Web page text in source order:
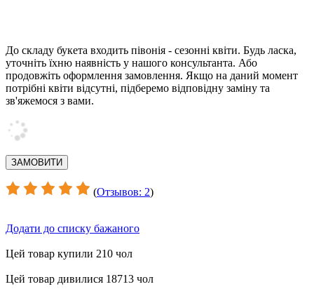
До складу букета входить півонія - сезонні квіти. Будь ласка,
уточніть їхню наявність у нашого консультанта. Або
продовжіть оформлення замовлення. Якщо на даний момент
потрібні квіти відсутні, підберемо відповідну заміну та
зв'яжемося з вами.
(Отзывов: 2)
Додати до списку бажаного
Цей товар купили 210 чол
Цей товар дивилися 18713 чол